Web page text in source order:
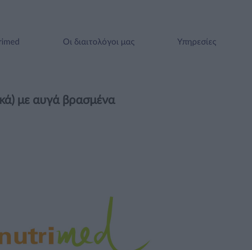
Οι διαιτολόγοι μας Υπηρεσίες
με αυγά βρασμένα